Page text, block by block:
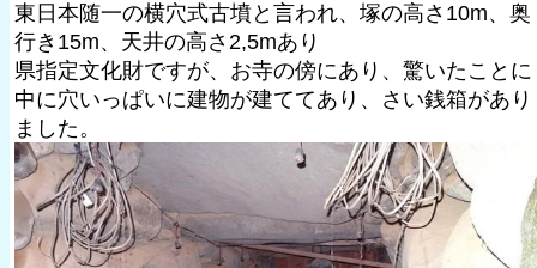
東日本随一の横穴式古墳と言われ、塚の高さ10m、奥
行き15m、天井の高さ2,5mあり
県指定文化財ですが、お寺の傍にあり、驚いたことに
中に穴いっぱいに建物が建ててあり、さい銭箱があり
ました。